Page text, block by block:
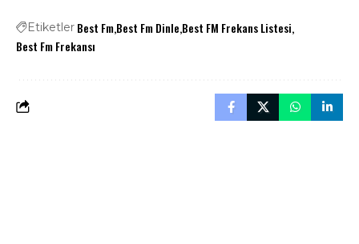
Etiketler Best FmBest Fm Dinle Best FM Frekans Listesi
Best Fm Frekansı